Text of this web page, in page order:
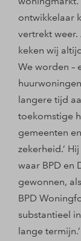
ontwikkelaar
vertrekt
keken wij
We worden –
langere tijd
toekomstige
gemeenten
zekerheid.’
waar BPD en
gewonnen,
BPD
substantieel
lange